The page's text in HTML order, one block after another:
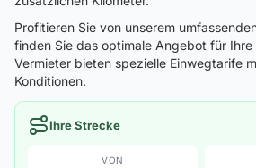
Profitieren Sie von unserem
finden Sie das optimale Angebot für
Vermieter bieten spezielle Einwegtarife
Konditionen.
Ihre Strecke
VON